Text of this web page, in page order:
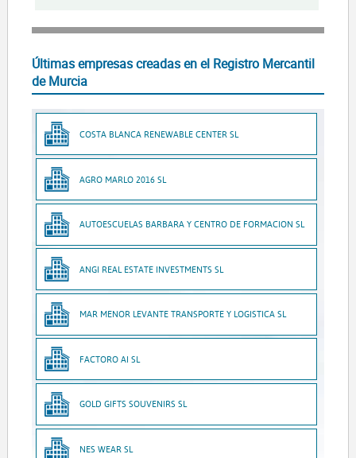
Últimas empresas creadas en el Registro Mercantil
de Murcia
COSTA BLANCA RENEWABLE CENTER SL
AGRO MARLO 2016 SL
AUTOESCUELAS BARBARA Y CENTRO DE FORMACION SL
ANGI REAL ESTATE INVESTMENTS SL
MAR MENOR LEVANTE TRANSPORTE Y LOGISTICA SL
FACTORO AI SL
GOLD GIFTS SOUVENIRS SL
NES WEAR SL